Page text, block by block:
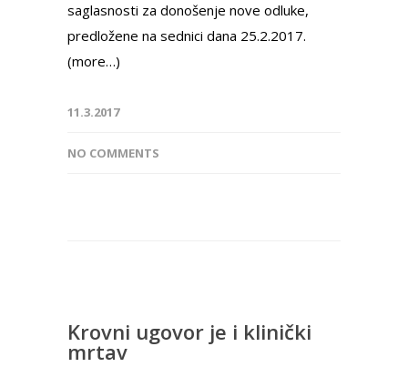
saglasnosti za donošenje nove odluke,
predložene na sednici dana 25.2.2017.
(more…)
11.3.2017
NO COMMENTS
Krovni ugovor je i klinički
mrtav